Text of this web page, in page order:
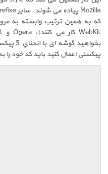
پیکسلی اعمال کنید باید کد خود را